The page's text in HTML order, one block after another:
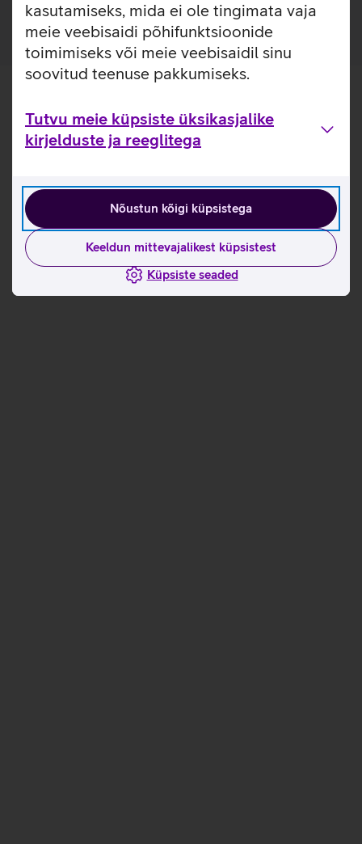
kasutamiseks, mida ei ole tingimata vaja
meie veebisaidi põhifunktsioonide
toimimiseks või meie veebisaidil sinu
soovitud teenuse pakkumiseks.
Tutvu meie küpsiste üksikasjalike
kirjelduste ja reeglitega
Nõustun kõigi küpsistega
Keeldun mittevajalikest küpsistest
Küpsiste seaded